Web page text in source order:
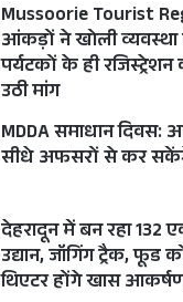
Mussoorie Tourist
आंकड़ों ने खोली व्यवस्था
पर्यटकों के ही रजिस्ट्रेशन
उठी मांग
MDDA समाधान दिवस:
सीधे अफसरों से कर
देहरादून में बन रहा 132
उद्यान, जॉगिंग ट्रैक,
थिएटर होंगे खास